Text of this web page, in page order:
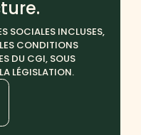
SOCIALES INCLUSES,
CONDITIONS
DU CGI, SOUS
LÉGISLATION.